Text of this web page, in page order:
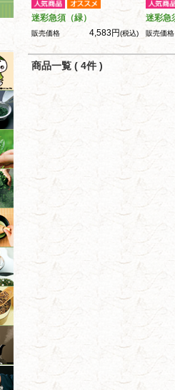
迷彩急須（緑）
販売価格 4,583円(税込)
迷彩急
販売価格
商品一覧 ( 4件 )